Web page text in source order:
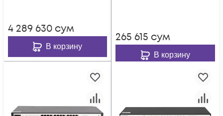
4 289 630 сум
В корзину
265 615 сум
В корзину